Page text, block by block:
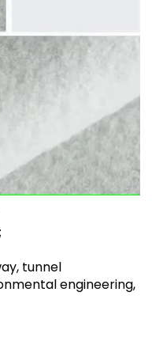
tunnel
engineering,